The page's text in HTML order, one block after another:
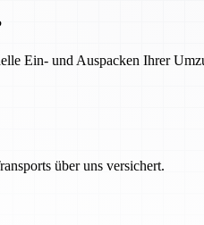
Ein- und Auspacken Ihrer
über uns versichert.